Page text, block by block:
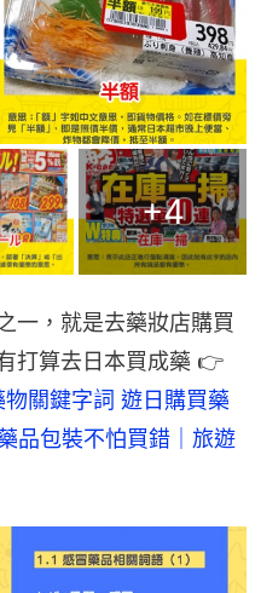
+4
一，就是去藥妝店購買
打算去日本買成藥 👉
關鍵字詞 遊日購買藥
品包裝不怕買錯｜旅遊